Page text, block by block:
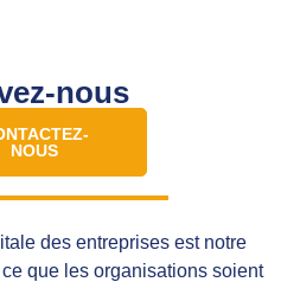
nous
NOUS
des entreprises est notre
que les organisations soient